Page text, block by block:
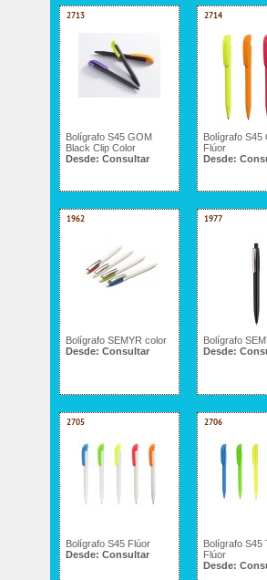
2713
Bolígrafo S45 GOM
Black Clip Color
Desde: Consultar
2714
Bolígrafo S45
Flúor
Desde:
1962
Bolígrafo SEMYR color
Desde: Consultar
1977
Bolígrafo
Desde:
2705
Bolígrafo S45 Flúor
Desde: Consultar
2706
Bolígrafo S45
Flúor
Desde: